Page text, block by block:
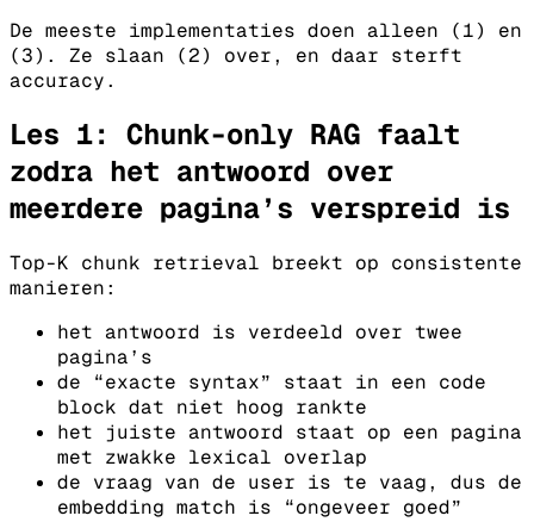
De meeste implementaties doen alleen (1) en
(3). Ze slaan (2) over, en daar sterft
accuracy.
Les 1: Chunk-only RAG faalt
zodra het antwoord over
meerdere pagina’s verspreid is
Top-K chunk retrieval breekt op consistente
manieren:
het antwoord is verdeeld over twee
pagina’s
de “exacte syntax” staat in een code
block dat niet hoog rankte
het juiste antwoord staat op een pagina
met zwakke lexical overlap
de vraag van de user is te vaag, dus de
embedding match is “ongeveer goed”